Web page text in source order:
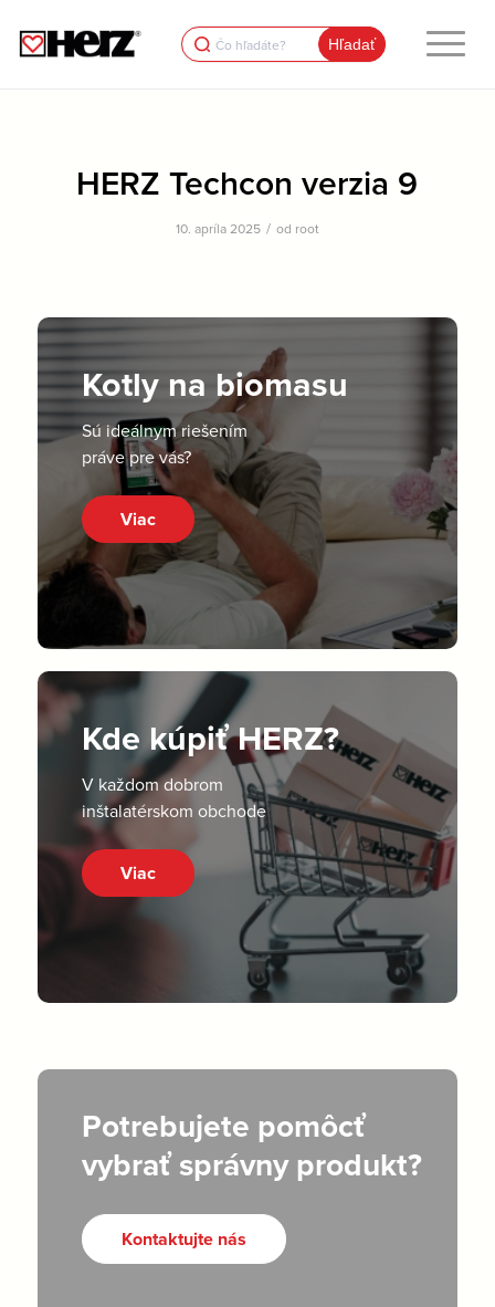
Search
for:
HERZ Techcon verzia 9
10. apríla 2025 / od root
Kotly na biomasu
Sú ideálnym riešením
práve pre vás?
Viac
Kde kúpiť HERZ?
V každom dobrom
inštalatérskom obchode
Viac
Potrebujete pomôcť
vybrať správny produkt?
Kontaktujte nás